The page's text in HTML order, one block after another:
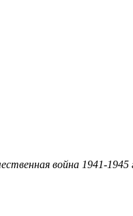
война 1941-